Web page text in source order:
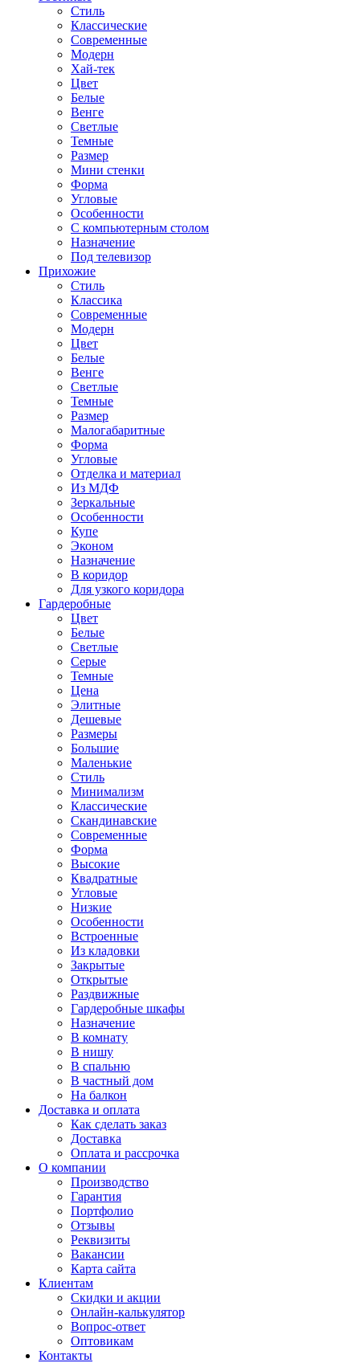
Стиль
Классические
Современные
Модерн
Хай-тек
Цвет
Белые
Венге
Светлые
Темные
Размер
Мини стенки
Форма
Угловые
Особенности
С компьютерным столом
Назначение
Под телевизор
Прихожие
Стиль
Классика
Современные
Модерн
Цвет
Белые
Венге
Светлые
Темные
Размер
Малогабаритные
Форма
Угловые
Отделка и материал
Из МДФ
Зеркальные
Особенности
Купе
Эконом
Назначение
В коридор
Для узкого коридора
Гардеробные
Цвет
Белые
Светлые
Серые
Темные
Цена
Элитные
Дешевые
Размеры
Большие
Маленькие
Стиль
Минимализм
Классические
Скандинавские
Современные
Форма
Высокие
Квадратные
Угловые
Низкие
Особенности
Встроенные
Из кладовки
Закрытые
Открытые
Раздвижные
Гардеробные шкафы
Назначение
В комнату
В нишу
В спальню
В частный дом
На балкон
Доставка и оплата
Как сделать заказ
Доставка
Оплата и рассрочка
О компании
Производство
Гарантия
Портфолио
Отзывы
Реквизиты
Вакансии
Карта сайта
Клиентам
Скидки и акции
Онлайн-калькулятор
Вопрос-ответ
Оптовикам
Контакты